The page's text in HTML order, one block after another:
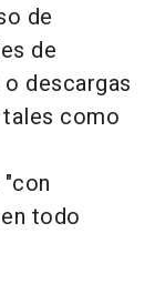
de
de
descargas
como
todo